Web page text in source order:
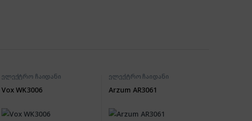
ელექტრო ჩაიდანი
Vox WK3006
ელექტრო ჩაიდანი
Arzum AR3061